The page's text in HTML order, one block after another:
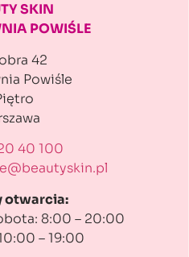
SKIN
POWIŚLE
42
Powiśle
40 100
otwarcia:
8:00 – 20:00
– 19:00